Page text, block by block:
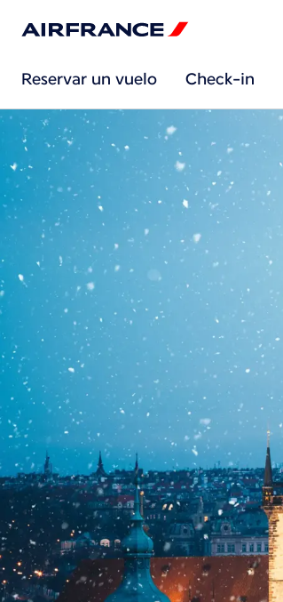
Reservar un vuelo Check-in